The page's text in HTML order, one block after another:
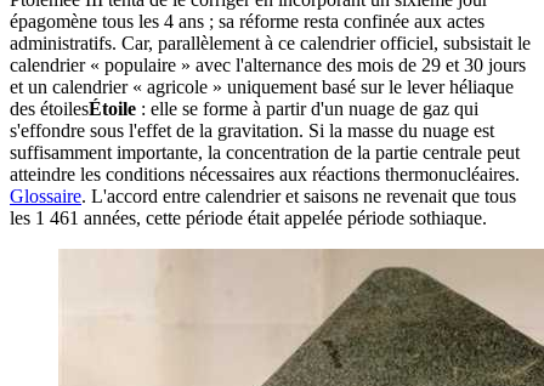
épagomène tous les 4 ans ; sa réforme resta confinée aux actes
administratifs. Car, parallèlement à ce calendrier officiel, subsistait le
calendrier « populaire » avec l'alternance des mois de 29 et 30 jours
et un calendrier « agricole » uniquement basé sur le lever héliaque
des étoilesÉtoile : elle se forme à partir d'un nuage de gaz qui
s'effondre sous l'effet de la gravitation. Si la masse du nuage est
suffisamment importante, la concentration de la partie centrale peut
atteindre les conditions nécessaires aux réactions thermonucléaires.
Glossaire. L'accord entre calendrier et saisons ne revenait que tous
les 1 461 années, cette période était appelée période sothiaque.